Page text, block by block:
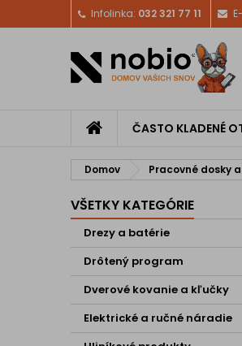
Infolinka: 032 321 77 11
ČASTO KLADENÉ
Domov Pracovné dosky
VŠETKY KATEGÓRIE
Drezy a batérie
Drôtený program
Dverové kovanie a kľučky
Elektrické a ručné náradie